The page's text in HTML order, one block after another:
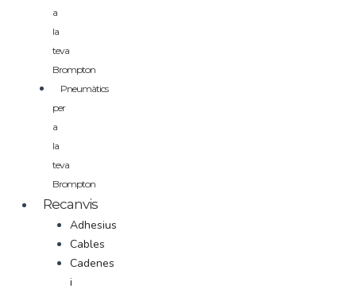
a
la
teva
Brompton
Pneumàtics
per
a
la
teva
Brompton
Recanvis
Adhesius
Cables
Cadenes
i